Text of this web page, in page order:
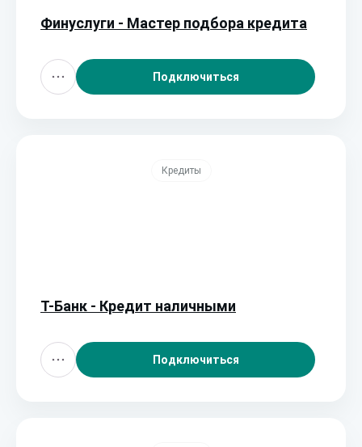
Финуслуги - Мастер подбора кредита
Подключиться
Кредиты
Т-Банк - Кредит наличными
Подключиться